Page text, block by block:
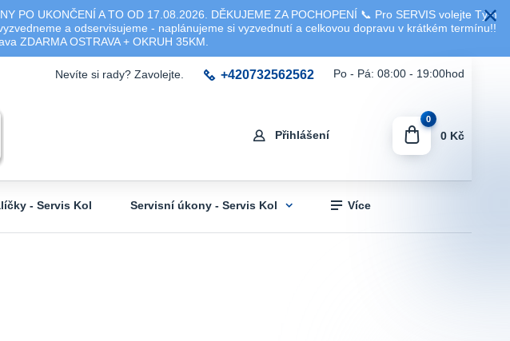
PO UKONČENÍ A TO OD 17.08.2026. DĚKUJEME ZA POCHOPENÍ 📞 Pro SERVIS volejte Tým
a odservisujeme - naplánujeme si vyzvednutí a celkovou dopravu v krátkém termínu!!
ZDARMA OSTRAVA + OKRUH 35KM.
Přihlášení
Nevíte si rady? Zavolejte. +420732562562 Po - Pá: 08:00 - 19:00hod
0
0 Kč
- Servis Kol Servisní úkony - Servis Kol Více